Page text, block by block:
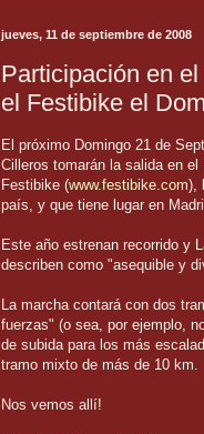
jueves, 11 de septiembre de 2008
Participación en
el Festibike el
El próximo Domingo 21 de
Cilleros tomarán la salida en
Festibike (www.festibike.com),
país, y que tiene lugar en
Este año estrenan recorrido y
describen como "asequible y
La marcha contará con dos
fuerzas" (o sea, por ejemplo,
de subida para los más
tramo mixto de más de 10 km.
Nos vemos allí!